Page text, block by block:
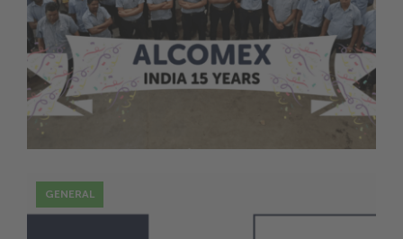
16 Nov
Alcomex Inde: 15 ans d’amélioration
continue
GENERAL